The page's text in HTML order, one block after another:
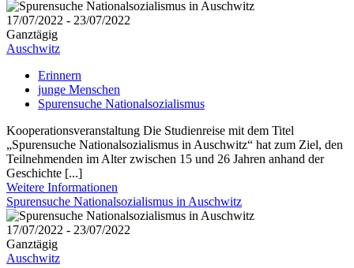
17/07/2022 - 23/07/2022
Ganztägig
Auschwitz
Erinnern
junge Menschen
Spurensuche Nationalsozialismus
Kooperationsveranstaltung Die Studienreise mit dem Titel
„Spurensuche Nationalsozialismus in Auschwitz“ hat zum Ziel, den
Teilnehmenden im Alter zwischen 15 und 26 Jahren anhand der
Geschichte [...]
Weitere Informationen
Spurensuche Nationalsozialismus in Auschwitz
17/07/2022 - 23/07/2022
Ganztägig
Auschwitz